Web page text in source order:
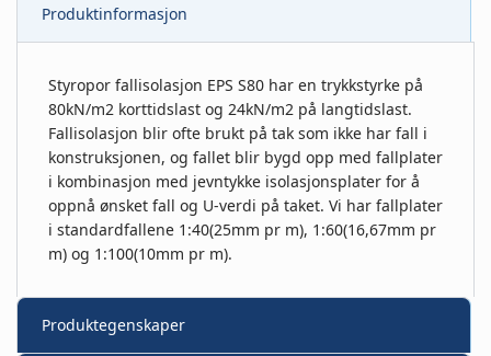
Produktinformasjon
Styropor fallisolasjon EPS S80 har en trykkstyrke på
80kN/m2 korttidslast og 24kN/m2 på langtidslast.
Fallisolasjon blir ofte brukt på tak som ikke har fall i
konstruksjonen, og fallet blir bygd opp med fallplater
i kombinasjon med jevntykke isolasjonsplater for å
oppnå ønsket fall og U-verdi på taket. Vi har fallplater
i standardfallene 1:40(25mm pr m), 1:60(16,67mm pr
m) og 1:100(10mm pr m).
Produktegenskaper